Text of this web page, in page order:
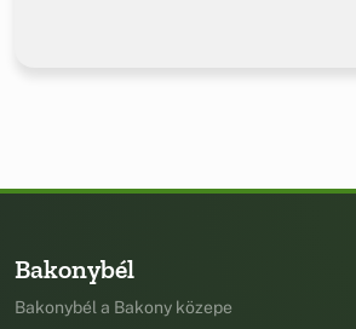
Bakonybél
Bakonybél a Bakony közepe